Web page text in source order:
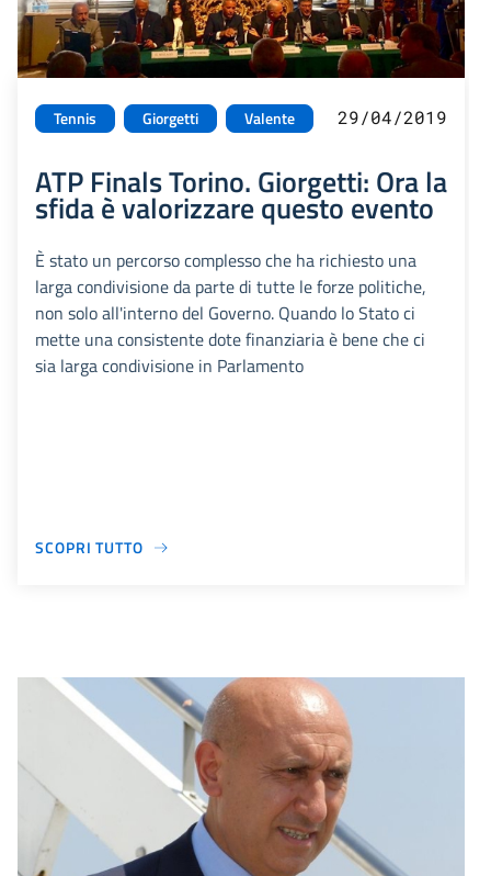
Tennis Giorgetti Valente 29/04/2019
ATP Finals Torino. Giorgetti: Ora la
sfida è valorizzare questo evento
È stato un percorso complesso che ha richiesto una
larga condivisione da parte di tutte le forze politiche,
non solo all'interno del Governo. Quando lo Stato ci
mette una consistente dote finanziaria è bene che ci
sia larga condivisione in Parlamento
SCOPRI TUTTO